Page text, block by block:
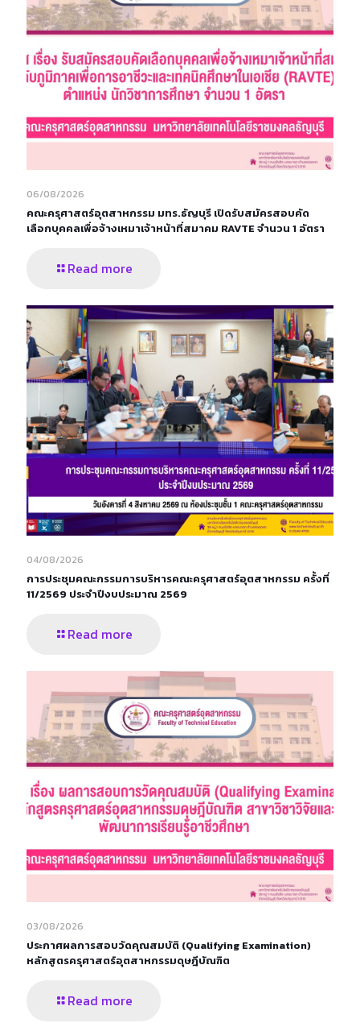
06/08/2026
คณะครุศาสตร์อุตสาหกรรม มทร.ธัญบุรี เปิดรับสมัครสอบคัด
เลือกบุคคลเพื่อจ้างเหมาเจ้าหน้าที่สมาคม RAVTE จำนวน 1 อัตรา
Read more
04/08/2026
การประชุมคณะกรรมการบริหารคณะครุศาสตร์อุตสาหกรรม ครั้งที่
11/2569 ประจำปีงบประมาณ 2569
Read more
03/08/2026
ประกาศผลการสอบวัดคุณสมบัติ (Qualifying Examination)
หลักสูตรครุศาสตร์อุตสาหกรรมดุษฎีบัณฑิต
Read more